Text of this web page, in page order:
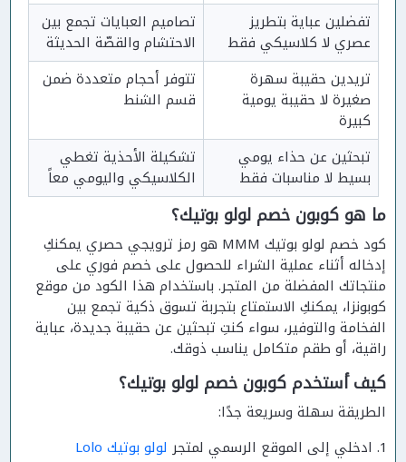
تفضلين عباية بتطريز
عصري لا كلاسيكي فقط
تصاميم العبايات تجمع بين
الاحتشام والقصّة الحديثة
تريدين حقيبة سهرة
صغيرة لا حقيبة يومية
كبيرة
تتوفر أحجام متعددة ضمن
قسم الشنط
تبحثين عن حذاء يومي
بسيط لا مناسبات فقط
تشكيلة الأحذية تغطي
الكلاسيكي واليومي معاً
ما هو كوبون خصم لولو بوتيك؟
كود خصم لولو بوتيك MMM هو رمز ترويجي حصري يمكنكِ
إدخاله أثناء عملية الشراء للحصول على خصم فوري على
منتجاتك المفضلة من المتجر. باستخدام هذا الكود من موقع
كوبونزا، يمكنكِ الاستمتاع بتجربة تسوق ذكية تجمع بين
الفخامة والتوفير، سواء كنتِ تبحثين عن حقيبة جديدة، عباية
راقية، أو طقم متكامل يناسب ذوقك.
كيف أستخدم كوبون خصم لولو بوتيك؟
الطريقة سهلة وسريعة جدًا:
ادخلي إلى الموقع الرسمي لمتجر
لولو بوتيك Lolo